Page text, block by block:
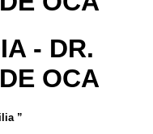
- DR.
OCA
”